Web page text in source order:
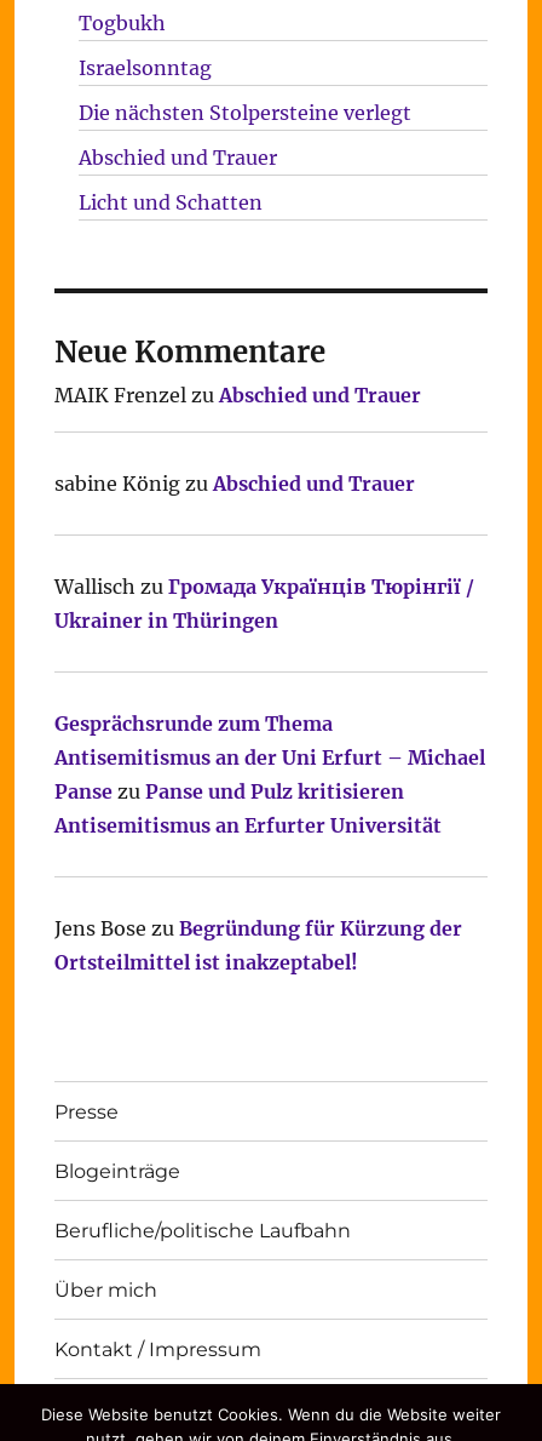
Togbukh
Israelsonntag
Die nächsten Stolpersteine verlegt
Abschied und Trauer
Licht und Schatten
Neue Kommentare
MAIK FrenzelzuAbschied und Trauer
sabine KönigzuAbschied und Trauer
Wallisch zu Громада Українців Тюрінгії /
Ukrainer in Thüringen
Gesprächsrunde zum Thema
Antisemitismus an der Uni Erfurt – Michael
Pansezu Panse und Pulz kritisieren
Antisemitismus an Erfurter Universität
Jens Bose zu Begründung für Kürzung der
Ortsteilmittel ist inakzeptabel!
Presse
Blogeinträge
Berufliche/politische Laufbahn
Über mich
Kontakt / Impressum
Michael Panse Kontakt / Impressum Stolz
Diese Website benutzt Cookies. Wenn du die Website weiter